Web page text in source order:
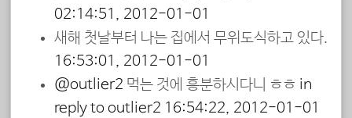
02:14:51, 2012-01-01
새해 첫날부터 나는 집에서 무위도식하고 있다.
16:53:01, 2012-01-01
@outlier2 먹는 것에 흥분하시다니 ㅎㅎ in
reply to outlier2 16:54:22, 2012-01-01